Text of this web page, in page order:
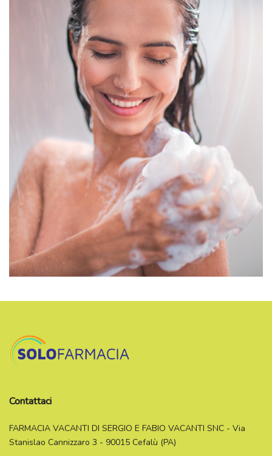
Contattaci
FARMACIA VACANTI DI SERGIO E FABIO VACANTI SNC - Via
Stanislao Cannizzaro 3 - 90015 Cefalù (PA)